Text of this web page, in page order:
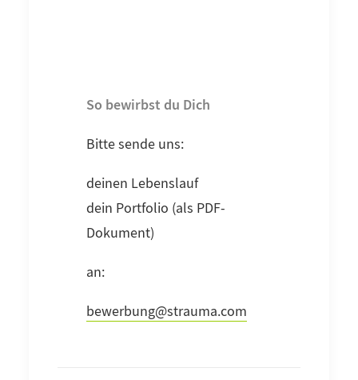
So bewirbst du Dich
Bitte sende uns:
deinen Lebenslauf
dein Portfolio (als PDF-
Dokument)
an:
bewerbung@strauma.com